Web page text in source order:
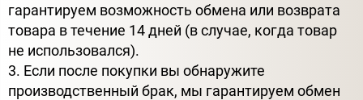
гарантируем возможность обмена или возврата
товара в течение 14 дней (в случае, когда товар
не использовался).
3. Если после покупки вы обнаружите
производственный брак, мы гарантируем обмен